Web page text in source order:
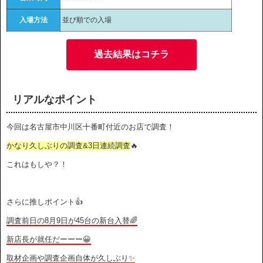
入場方法 並び順での入場
過去結果はコチラ
リアルなポイント
今回は名古屋市中川区十番町付近のお店で調査！
かなり久しぶりの調査&3日連続調査 🔥
これはもしや？！
さらに推しポイント👍
調査前日の8月9日が45台の新台入替🌈
新店長が就任だーーー😀
取材企画や調査企画自体が久しぶり✨